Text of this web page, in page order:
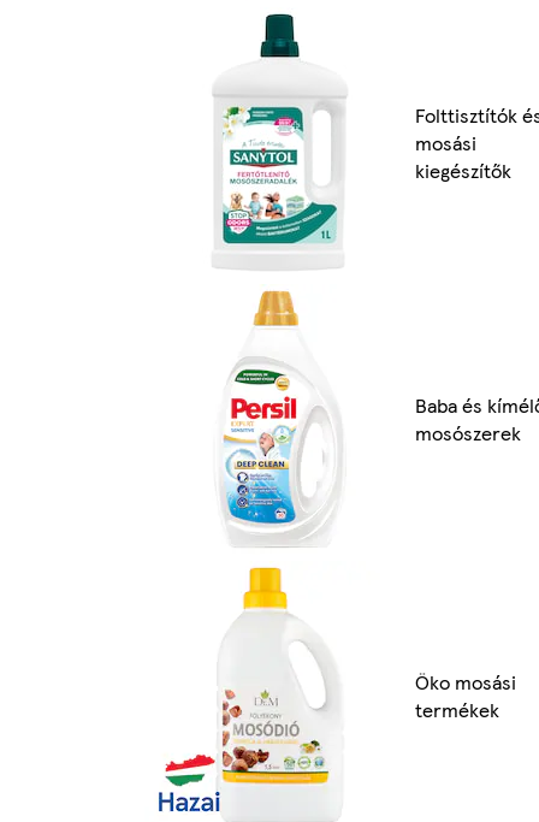
Folttisztítók
mosási
kiegészítők
Baba és
mosószerek
Öko mosási
termékek